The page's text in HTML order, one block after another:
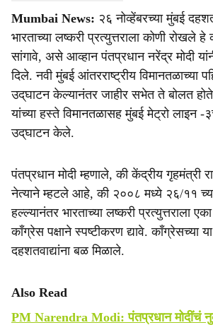
a
r
e
Mumbai News: २६ नोव्हेंबरच्या मुंबई
भारताच्या लष्करी प्रत्युत्तराला कोणी रोखले
सांगावे, असे आव्हान पंतप्रधान नरेंद्र मोदी
दिले. नवी मुंबई आंतरराष्ट्रीय विमानतळाच्या
उद्‌घाटन केल्यानंतर जाहीर सभेत ते बोलत
यांच्या हस्ते विमानतळासह मुंबई मेट्रो लाइन -
उद्‌घाटन केले.
पंतप्रधान मोदी म्हणाले, की केंद्रीय गृहमंत्री
नेत्याने म्हटले आहे, की २००८ मध्ये २६/११
हल्ल्यानंतर भारताच्या लष्करी प्रत्युत्तराला
काँग्रेस पक्षाने स्पष्टीकरण द्यावे. काँग्रेसच्या
दहशतवाद्यांना बळ मिळाले.
Also Read
PM Narendra Modi: पंतप्रधान मोदींचं